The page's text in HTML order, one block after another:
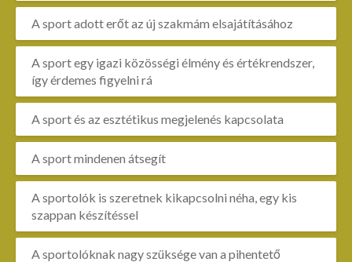
A sport adott erőt az új szakmám elsajátításához
A sport egy igazi közösségi élmény és értékrendszer,
így érdemes figyelni rá
A sport és az esztétikus megjelenés kapcsolata
A sport mindenen átsegít
A sportolók is szeretnek kikapcsolni néha, egy kis
szappan készítéssel
A sportolóknak nagy szüksége van a pihentető